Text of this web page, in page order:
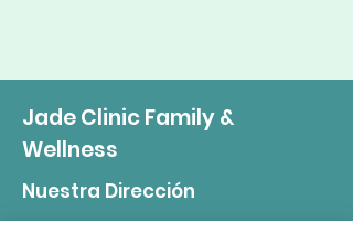
Jade Clinic Family &
Wellness
Nuestra Dirección